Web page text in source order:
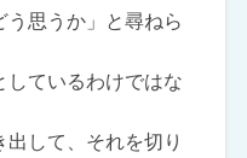
思うか」と尋ねら
ているわけではな
して、それを切り